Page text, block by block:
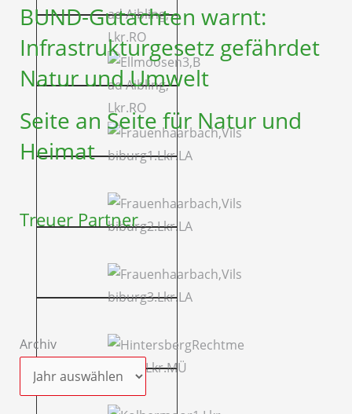
BUND-Gutachten warnt:
Infrastruktur­gesetz gefährdet
Natur und Umwelt
Seite an Seite für Natur und
Heimat
Treuer Partner
Archiv